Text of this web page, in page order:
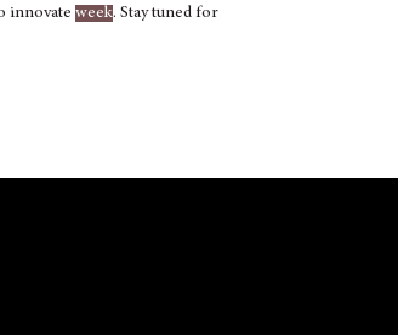
innovateweek. Stay tuned for